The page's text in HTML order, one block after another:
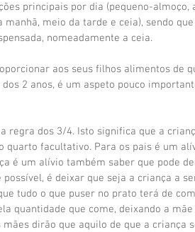
principais por dia (pequeno-almoço,
meio da tarde e ceia), sendo
nomeadamente a ceia.
aos seus filhos alimentos de
2 anos, é um aspeto pouco
regra dos 3/4. Isto significa que a
quarto facultativo. Para os pais é um
é um alívio também saber que pode
é deixar que seja a criança a
tudo o que puser no prato terá de
quantidade que come, deixando a
dirão que aquilo de que a criança